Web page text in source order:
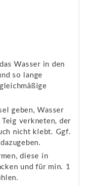
Wasser in den
so lange
geben, Wasser
verkneten, der
nicht klebt. Ggf.
diese in
und für min. 1